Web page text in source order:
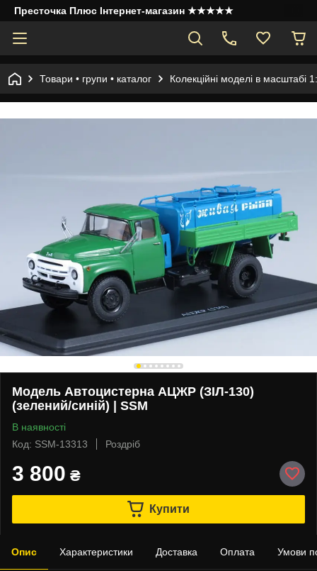
Престочка Плюс Інтернет-магазин ★★★★★
Товари • групи • каталог Колекційні моделі в масштабі
Модель Автоцистерна АЦЖР (ЗІЛ-130)
(зелений/синій) | SSM
В наявності
Код: SSM-13313
Роздріб
3 800 ₴
Купити
Опис Характеристики Доставка Оплата Умови